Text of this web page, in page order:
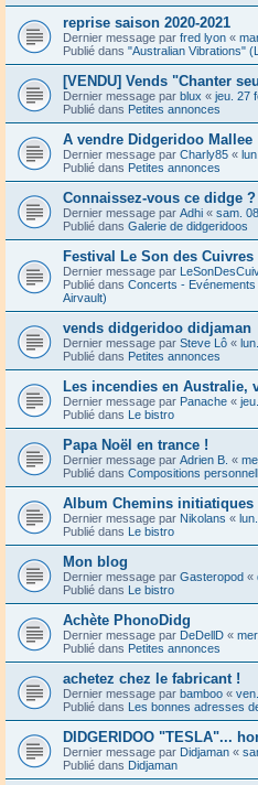
reprise saison 2020-2021
Dernier message par fred lyon «
Publié dans "Australian Vibrations"
[VENDU] Vends "Chanter
Dernier message par blux « jeu. 27
Publié dans Petites annonces
A vendre Didgeridoo Mallee
Dernier message par Charly85 «
Publié dans Petites annonces
Connaissez-vous ce didge ?
Dernier message par Adhi « sam.
Publié dans Galerie de didgeridoos
Festival Le Son des Cuivres
Dernier message par
Publié dans Concerts -
Airvault)
vends didgeridoo didjaman
Dernier message par Steve Lô «
Publié dans Petites annonces
Les incendies en Australie,
Dernier message par Panache «
Publié dans Le bistro
Papa Noël en trance !
Dernier message par Adrien B. «
Publié dans Compositions
Album Chemins initiatiques
Dernier message par Nikolans «
Publié dans Le bistro
Mon blog
Dernier message par Gasteropod «
Publié dans Le bistro
Achète PhonoDidg
Dernier message par DeDellD «
Publié dans Petites annonces
achetez chez le fabricant !
Dernier message par bamboo «
Publié dans Les bonnes adresses
DIDGERIDOO "TESLA"...
Dernier message par Didjaman «
Publié dans Didjaman